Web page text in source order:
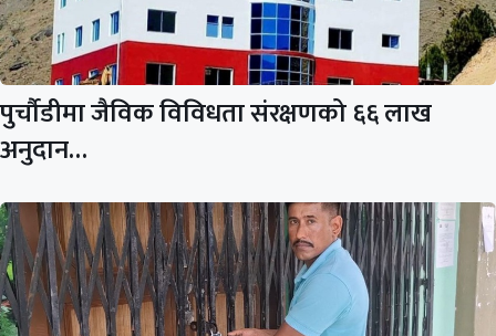
पुर्चौडीमा जैविक विविधता संरक्षणको ६६ लाख
अनुदान…